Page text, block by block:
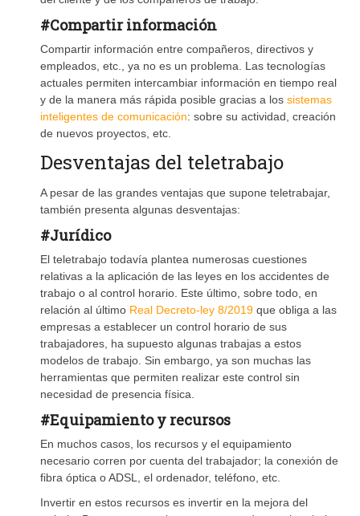
#Compartir información
Compartir información entre compañeros, directivos y
empleados, etc., ya no es un problema. Las tecnologías
actuales permiten intercambiar información en tiempo real
y de la manera más rápida posible gracias a los sistemas
inteligentes de comunicación: sobre su actividad, creación
de nuevos proyectos, etc.
Desventajas del teletrabajo
A pesar de las grandes ventajas que supone teletrabajar,
también presenta algunas desventajas:
#Jurídico
El teletrabajo todavía plantea numerosas cuestiones
relativas a la aplicación de las leyes en los accidentes de
trabajo o al control horario. Este último, sobre todo, en
relación al último Real Decreto-ley 8/2019 que obliga a las
empresas a establecer un control horario de sus
trabajadores, ha supuesto algunas trabajas a estos
modelos de trabajo. Sin embargo, ya son muchas las
herramientas que permiten realizar este control sin
necesidad de presencia física.
#Equipamiento y recursos
En muchos casos, los recursos y el equipamiento
necesario corren por cuenta del trabajador; la conexión de
fibra óptica o ADSL, el ordenador, teléfono, etc.
Invertir en estos recursos es invertir en la mejora del